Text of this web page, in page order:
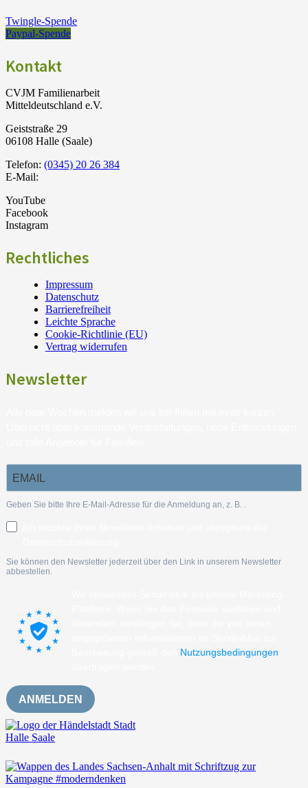
Twingle-Spende
Paypal-Spende
Kontakt
CVJM Familienarbeit
Mitteldeutschland e.V.
Geiststraße 29
06108 Halle (Saale)
Telefon: (0345) 20 26 384
E-Mail:
YouTube
Facebook
Instagram
Rechtliches
Impressum
Datenschutz
Barrierefreiheit
Leichte Sprache
Cookie-Richtlinie (EU)
Vertrag widerrufen
Newsletter
Geben Sie bitte Ihre E-Mail-Adresse für die Anmeldung an, z. B. .
Sie können den Newsletter jederzeit über den Link in unserem Newsletter
abbestellen.
Nutzungsbedingungen
ANMELDEN